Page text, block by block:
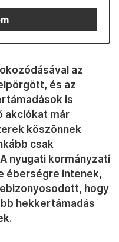
az
és az
is
akciókat már
köszönnek
csak
nyugati kormányzati
éberségre intenek,
hogy
hekkertámadás